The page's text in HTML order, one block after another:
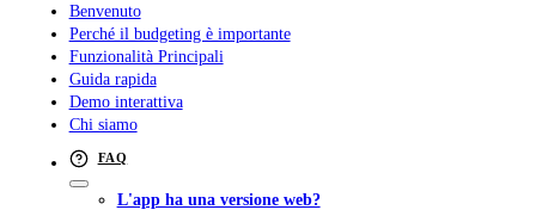
Benvenuto
Perché il budgeting è importante
Funzionalità Principali
Guida rapida
Demo interattiva
Chi siamo
FAQ
L'app ha una versione web?